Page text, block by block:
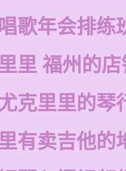
歌年会排练
里 福州的店
克里里的琴
有卖吉他的